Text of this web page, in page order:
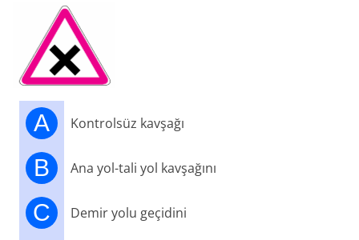
A Kontrolsüz kavşağı
B Ana yol-tali yol kavşağını
C Demir yolu geçidini